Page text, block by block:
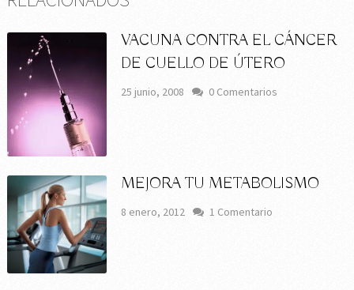
VACUNA CONTRA EL CÁNCER
DE CUELLO DE ÚTERO
25 junio, 2008 0 Comentarios
MEJORA TU METABOLISMO
8 enero, 2012 1 Comentario